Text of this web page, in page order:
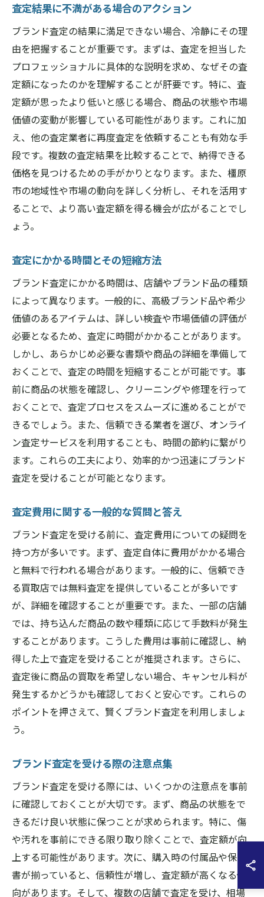
査定結果に不満がある場合のアクション
ブランド査定の結果に満足できない場合、冷静にその理
由を把握することが重要です。まずは、査定を担当した
プロフェッショナルに具体的な説明を求め、なぜその査
定額になったのかを理解することが肝要です。特に、査
定額が思ったより低いと感じる場合、商品の状態や市場
価値の変動が影響している可能性があります。これに加
え、他の査定業者に再度査定を依頼することも有効な手
段です。複数の査定結果を比較することで、納得できる
価格を見つけるための手がかりとなります。また、橿原
市の地域性や市場の動向を詳しく分析し、それを活用す
ることで、より高い査定額を得る機会が広がることでし
ょう。
査定にかかる時間とその短縮方法
ブランド査定にかかる時間は、店舗やブランド品の種類
によって異なります。一般的に、高級ブランド品や希少
価値のあるアイテムは、詳しい検査や市場価値の評価が
必要となるため、査定に時間がかかることがあります。
しかし、あらかじめ必要な書類や商品の詳細を準備して
おくことで、査定の時間を短縮することが可能です。事
前に商品の状態を確認し、クリーニングや修理を行って
おくことで、査定プロセスをスムーズに進めることがで
きるでしょう。また、信頼できる業者を選び、オンライ
ン査定サービスを利用することも、時間の節約に繋がり
ます。これらの工夫により、効率的かつ迅速にブランド
査定を受けることが可能となります。
査定費用に関する一般的な質問と答え
ブランド査定を受ける前に、査定費用についての疑問を
持つ方が多いです。まず、査定自体に費用がかかる場合
と無料で行われる場合があります。一般的に、信頼でき
る買取店では無料査定を提供していることが多いです
が、詳細を確認することが重要です。また、一部の店舗
では、持ち込んだ商品の数や種類に応じて手数料が発生
することがあります。こうした費用は事前に確認し、納
得した上で査定を受けることが推奨されます。さらに、
査定後に商品の買取を希望しない場合、キャンセル料が
発生するかどうかも確認しておくと安心です。これらの
ポイントを押さえて、賢くブランド査定を利用しましょ
う。
ブランド査定を受ける際の注意点集
ブランド査定を受ける際には、いくつかの注意点を事前
に確認しておくことが大切です。まず、商品の状態をで
きるだけ良い状態に保つことが求められます。特に、傷
や汚れを事前にできる限り取り除くことで、査定額が向
上する可能性があります。次に、購入時の付属品や保証
書が揃っていると、信頼性が増し、査定額が高くなる傾
向があります。そして、複数の店舗で査定を受け、相場